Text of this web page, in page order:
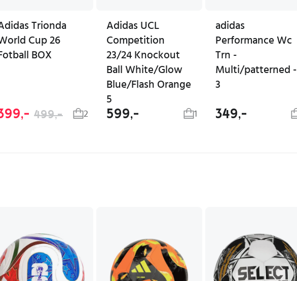
Trionda
Cup 26
BOX
499,- 2
Adidas UCL
Competition
23/24 Knockout
Ball White/Glow
Blue/Flash Orange
5
599,- 1
adidas
Performance Wc
Trn -
Multi/patterned -
3
349,-